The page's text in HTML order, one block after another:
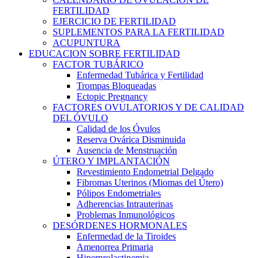
FERTILIDAD
EJERCICIO DE FERTILIDAD
SUPLEMENTOS PARA LA FERTILIDAD
ACUPUNTURA
EDUCACION SOBRE FERTILIDAD
FACTOR TUBÁRICO
Enfermedad Tubárica y Fertilidad
Trompas Bloqueadas
Ectopic Pregnancy
FACTORES OVULATORIOS Y DE CALIDAD
DEL ÓVULO
Calidad de los Óvulos
Reserva Ovárica Disminuida
Ausencia de Menstruación
ÚTERO Y IMPLANTACIÓN
Revestimiento Endometrial Delgado
Fibromas Uterinos (Miomas del Útero)
Pólipos Endometriales
Adherencias Intrauterinas
Problemas Inmunológicos
DESÓRDENES HORMONALES
Enfermedad de la Tiroides
Amenorrea Primaria